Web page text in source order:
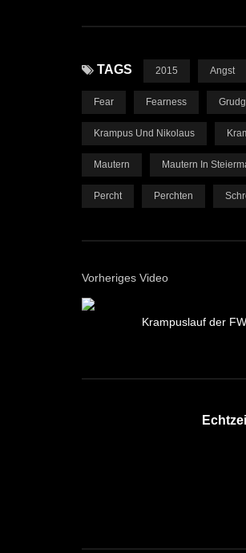
TAGS 2015 Angst
Fear Fearness
Krampus Und Nikolaus
Mautern Mautern In
Percht Perchten
Vorheriges Video
Krampuslauf der